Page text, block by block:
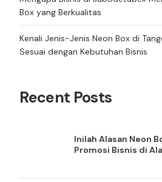
Box yang Berkualitas
Kenali Jenis-Jenis Neon Box di
Sesuai dengan Kebutuhan Bisnis
Recent Posts
Inilah Alasan Neon
Promosi Bisnis di